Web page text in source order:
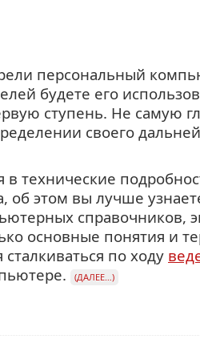
персональный
будете его
ступень. Не самую
своего
в технические
об этом вы лучше
справочников,
основные понятия и
по ходу
(ДАЛЕЕ…)